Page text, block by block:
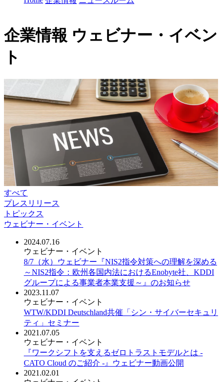
企業情報 ウェビナー・イベン
ト
すべて
プレスリリース
トピックス
ウェビナー・イベント
2024.07.16
ウェビナー・イベント
8/7（水）ウェビナー『NIS2指令対策への理解を深める
～NIS2指令：欧州各国内法におけるEnobyte社、KDDI
グループによる事業者本業支援～』のお知らせ
2023.11.07
ウェビナー・イベント
WTW/KDDI Deutschland共催「シン・サイバーセキュリ
ティ」セミナー
2021.07.05
ウェビナー・イベント
『ワークシフトを支えるゼロトラストモデルとは -
CATO Cloud のご紹介 -』ウェビナー動画公開
2021.02.01